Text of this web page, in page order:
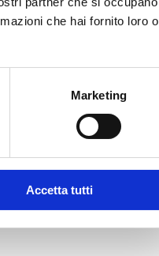
che hai fornito loro o
Marketing
Accetta tutti